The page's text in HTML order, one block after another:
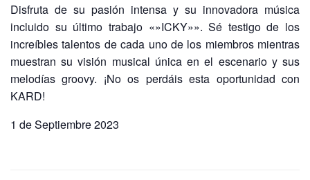
Disfruta de su pasión intensa y su innovadora música
incluido su último trabajo «»ICKY»». Sé testigo de los
increíbles talentos de cada uno de los miembros mientras
muestran su visión musical única en el escenario y sus
melodías groovy. ¡No os perdáis esta oportunidad con
KARD!
1 de Septiembre 2023